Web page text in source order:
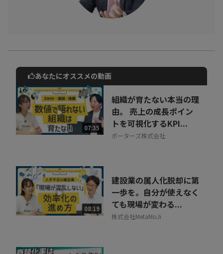
日々の業務に識学のエッセンスと取り入れて、プチ業務改善をし
動画でご紹介しているサービスについて
お気軽にご相談・ご質問いただけます！
30秒でお申し込み可能
相談を希望する 無料
あなたにオススメの動画
07:35
組織が育たない本当の理
由。 売上の成長ポイン
トを可視化するKPI...
ポーターズ株式会社
08:19
建設業の属人化脱却に第
一歩を。自分が使えなく
ても現場が変わる...
株式会社MetaMoJi